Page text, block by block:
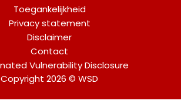
Toegankelijkheid
Privacy statement
Disclaimer
Contact
Vulnerability Disclosure
Copyright 2026 © WSD